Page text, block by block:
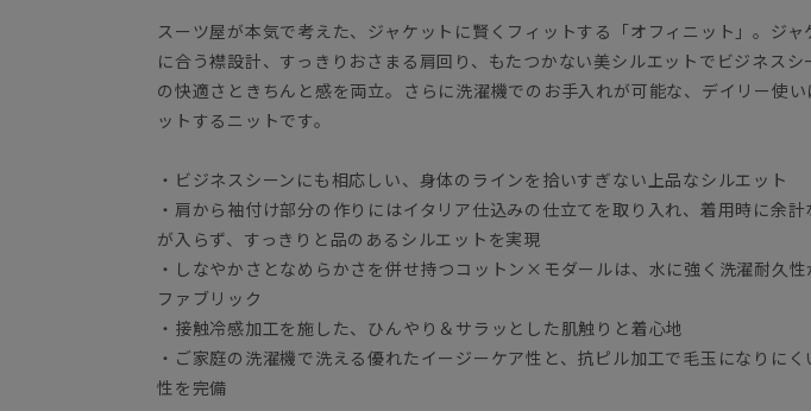
スーツ屋が本気で考えた、ジャケットに賢くフィットする「オフィニット」。ジャ
に合う襟設計、すっきりおさまる肩回り、もたつかない美シルエットでビジネスシ
の快適さときちんと感を両立。さらに洗濯機でのお手入れが可能な、デイリー使い
ットするニットです。
・ビジネスシーンにも相応しい、身体のラインを拾いすぎない上品なシルエット
・肩から袖付け部分の作りにはイタリア仕込みの仕立てを取り入れ、着用時に余計
が入らず、すっきりと品のあるシルエットを実現
・しなやかさとなめらかさを併せ持つコットン×モダールは、水に強く洗濯耐久性
ファブリック
・接触冷感加工を施した、ひんやり＆サラッとした肌触りと着心地
・ご家庭の洗濯機で洗える優れたイージーケア性と、抗ピル加工で毛玉になりにく
性を完備